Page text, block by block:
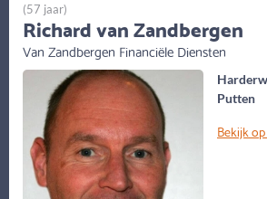
Putten
Bekijk
(57 jaar)
Richard van Zandbergen
Van Zandbergen Financiële Diensten